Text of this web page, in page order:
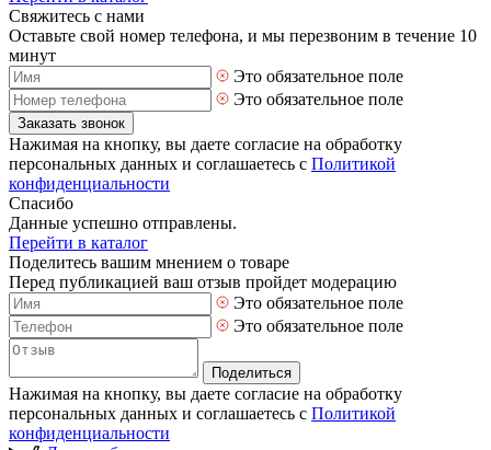
Свяжитесь с нами
Оставьте свой номер телефона, и мы перезвоним в течение 10
минут
Это обязательное поле
Это обязательное поле
Заказать звонок
Нажимая на кнопку, вы даете согласие на обработку
персональных данных и соглашаетесь с Политикой
конфиденциальности
Спасибо
Данные успешно отправлены.
Перейти в каталог
Поделитесь вашим мнением о товаре
Перед публикацией ваш отзыв пройдет модерацию
Это обязательное поле
Это обязательное поле
Поделиться
Нажимая на кнопку, вы даете согласие на обработку
персональных данных и соглашаетесь с Политикой
конфиденциальности